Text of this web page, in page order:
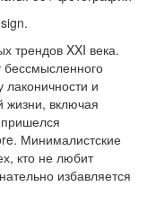
трендов XXI века.
лаконичности и
жизни, включая
пришелся
Минималистские
кто не любит
избавляется